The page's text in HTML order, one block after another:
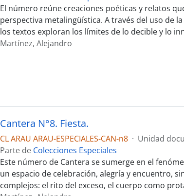
El número reúne creaciones poéticas y relatos
perspectiva metalingüística. A través del uso de
los textos exploran los límites de lo decible y lo
Martínez, Alejandro
Cantera N°8. Fiesta.
CL ARAU ARAU-ESPECIALES-CAN-n8 · Unidad
Parte de Colecciones Especiales
Este número de Cantera se sumerge en el
un espacio de celebración, alegría y encuentro,
complejos: el rito del exceso, el cuerpo como